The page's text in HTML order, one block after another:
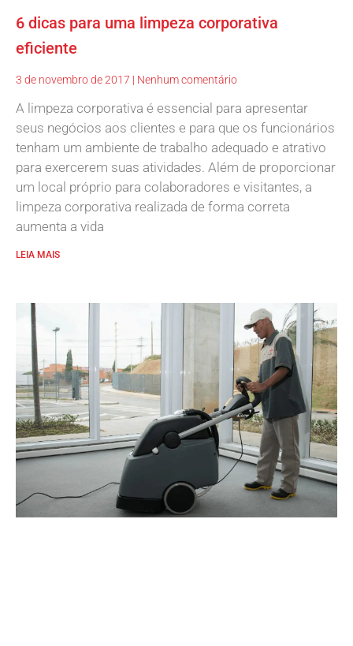
6 dicas para uma limpeza corporativa
eficiente
3 de novembro de 2017 Nenhum comentário
A limpeza corporativa é essencial para apresentar
seus negócios aos clientes e para que os funcionários
tenham um ambiente de trabalho adequado e atrativo
para exercerem suas atividades. Além de proporcionar
um local próprio para colaboradores e visitantes, a
limpeza corporativa realizada de forma correta
aumenta a vida
LEIA MAIS